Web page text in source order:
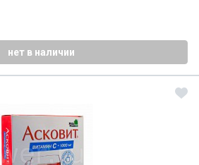
нет в наличии